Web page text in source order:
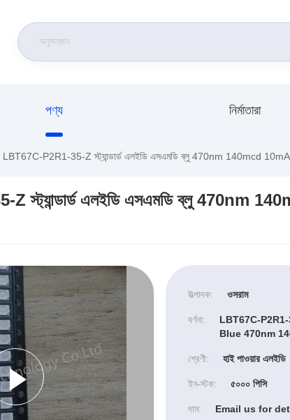
পণ্য নির্মাতারা
LBT67C-P2R1-35-Z স্ট্যান্ডার্ড এলইডি এসএমডি ব্লু 470nm 140mcd 10mA
স্ট্যান্ডার্ড এলইডি এসএমডি ব্লু 470nm
উত্পাদক: ওসরাম
বর্ণনা:
LBT67C-P2R1-
Blue 470nm
শ্রেণী: হাই পাওয়ার এলইডি
ইন-স্টক: ৫০০০ পিসি
দাম: Email us for